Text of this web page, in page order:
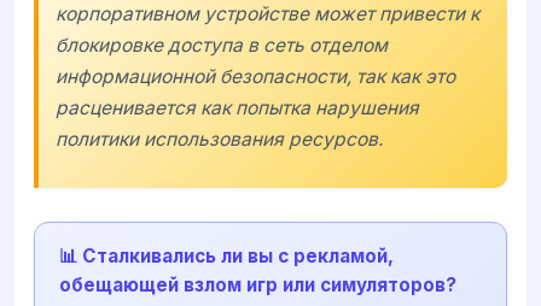
корпоративном устройстве может привести к
блокировке доступа в сеть отделом
информационной безопасности, так как это
расценивается как попытка нарушения
политики использования ресурсов.
📊 Сталкивались ли вы с рекламой,
обещающей взлом игр или симуляторов?